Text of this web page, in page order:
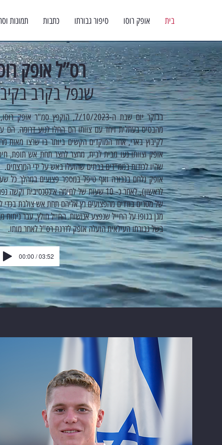
בית אופק רוסו סיפור גבורתו כתבות תמונות
רס”ל אופק
שנפל בקרב
מהבסיס בעתלית ויחד עם צוותו הם החלו לנוע דרומה. הם
לקיבוץ בארי, אחד המוקדים הקשים ביותר בו שרצו מאות
אופק וצוותו נעו מבית לבית, מחצר לחצר תחת אש תופת,
שהיו לכודות בממ"דים בבתים שהועלו באש על ידי המרצחים.
לראשון), לאחר כ- 10 שעות של לחימה
של מטרים בודדים מהפצועים רץ אליהם תחת אש צולבת בכדי
מגן בגופו על החייל שנפצע אנושות. החייל חולץ, עבר
בשל גבורתו העילאית הועלה אופק לדרגת רס"ל לאחר מותו.
00:00 / 03:52